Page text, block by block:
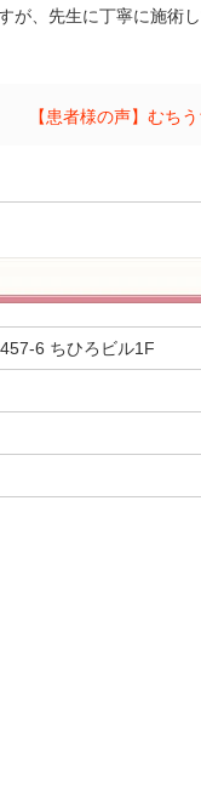
が、先生に丁寧に施術
【患者様の声】むち
6 ちひろビル1F